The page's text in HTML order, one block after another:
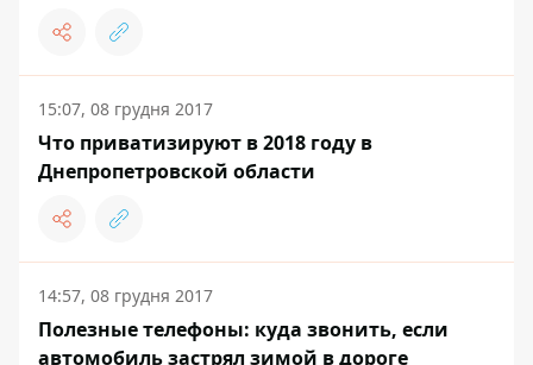
15:07, 08 грудня 2017
Что приватизируют в 2018 году в
Днепропетровской области
14:57, 08 грудня 2017
Полезные телефоны: куда звонить, если
автомобиль застрял зимой в дороге